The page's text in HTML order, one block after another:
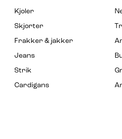
Kjoler
Skjorter
Frakker & jakker
Jeans
Strik
Cardigans